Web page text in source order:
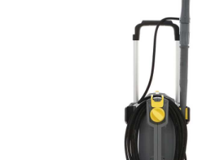
Plateaux de coupe pour tracteur
Pompes d'irrigation à tracteur
Pompes immergées électriques
Poussoirs à saucisse